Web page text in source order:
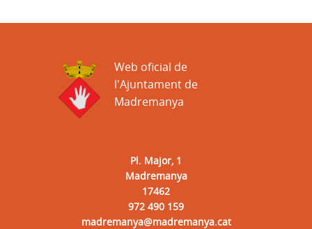
Pl. Major, 1
Madremanya
17462
972 490 159
madremanya@madremanya.cat
Web oficial de
l'Ajuntament de
Madremanya